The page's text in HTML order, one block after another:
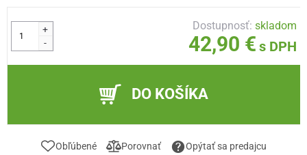
+
-
Dostupnosť:skladom
42,90 € s DPH
DO KOŠÍKA
Obľúbené Porovnať Opýtať sa predajcu